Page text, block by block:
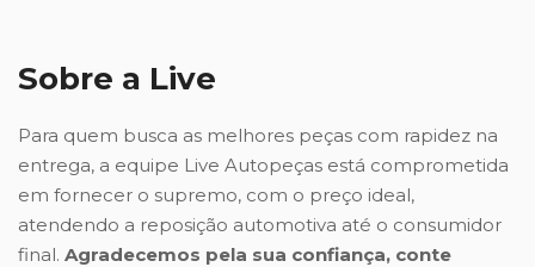
Sobre a Live
Para quem busca as melhores peças com rapidez na
entrega, a equipe Live Autopeças está comprometida
em fornecer o supremo, com o preço ideal,
atendendo a reposição automotiva até o consumidor
final. Agradecemos pela sua confiança, conte